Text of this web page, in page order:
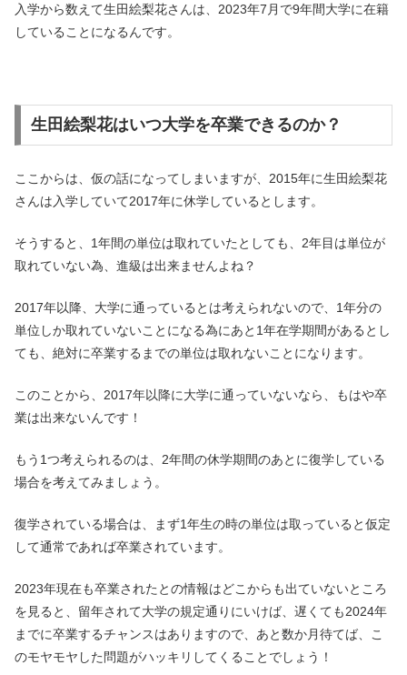
入学から数えて生田絵梨花さんは、2023年7月で9年間大学に在籍
していることになるんです。
生田絵梨花はいつ大学を卒業できるのか？
ここからは、仮の話になってしまいますが、2015年に生田絵梨花
さんは入学していて2017年に休学しているとします。
そうすると、1年間の単位は取れていたとしても、2年目は単位が
取れていない為、進級は出来ませんよね？
2017年以降、大学に通っているとは考えられないので、1年分の
単位しか取れていないことになる為にあと1年在学期間があるとし
ても、絶対に卒業するまでの単位は取れないことになります。
このことから、2017年以降に大学に通っていないなら、もはや卒
業は出来ないんです！
もう1つ考えられるのは、2年間の休学期間のあとに復学している
場合を考えてみましょう。
復学されている場合は、まず1年生の時の単位は取っていると仮定
して通常であれば卒業されています。
2023年現在も卒業されたとの情報はどこからも出ていないところ
を見ると、留年されて大学の規定通りにいけば、遅くても2024年
までに卒業するチャンスはありますので、あと数か月待てば、こ
のモヤモヤした問題がハッキリしてくることでしょう！